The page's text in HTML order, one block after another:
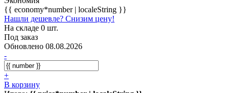
{{ economy*number | localeString }}
Нашли дешевле? Снизим цену!
На складе 0 шт.
Под заказ
Обновлено 08.08.2026
-
+
В корзину